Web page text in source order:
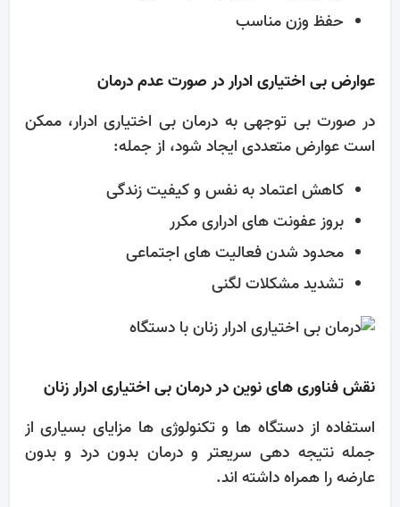
حفظ وزن مناسب
عوارض بی‌ اختیاری ادرار در صورت عدم درمان
در صورت بی ‌توجهی به درمان بی‌ اختیاری ادرار، ممکن
است عوارض متعددی ایجاد شود، از جمله:
کاهش اعتماد به ‌نفس و کیفیت زندگی
بروز عفونت ‌های ادراری مکرر
محدود شدن فعالیت‌ های اجتماعی
تشدید مشکلات لگنی
نقش فناوری ‌های نوین در درمان بی‌ اختیاری ادرار زنان
استفاده از دستگاه ها و تکنولوژی ها مزایای بسیاری از
جمله نتیجه دهی سریعتر و درمان بدون درد و بدون
عارضه را همراه داشته اند.